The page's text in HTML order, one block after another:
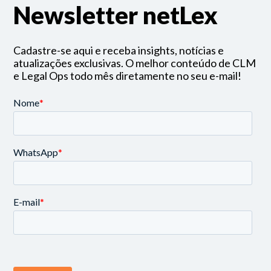
Newsletter netLex
Cadastre-se aqui e receba insights, notícias e
atualizações exclusivas. O melhor conteúdo de CLM
e Legal Ops todo mês diretamente no seu e-mail!